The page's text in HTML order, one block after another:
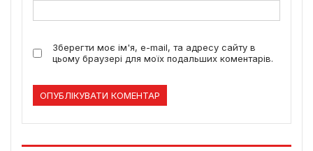
Зберегти моє ім'я, e-mail, та адресу сайту в
цьому браузері для моїх подальших коментарів.